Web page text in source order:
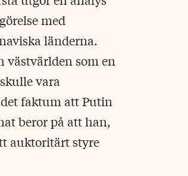
med
länderna.
västvärlden som en
vara
faktum att Putin
beror på att han,
auktoritärt styre